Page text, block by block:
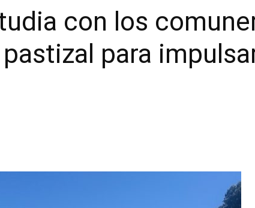
con los
para